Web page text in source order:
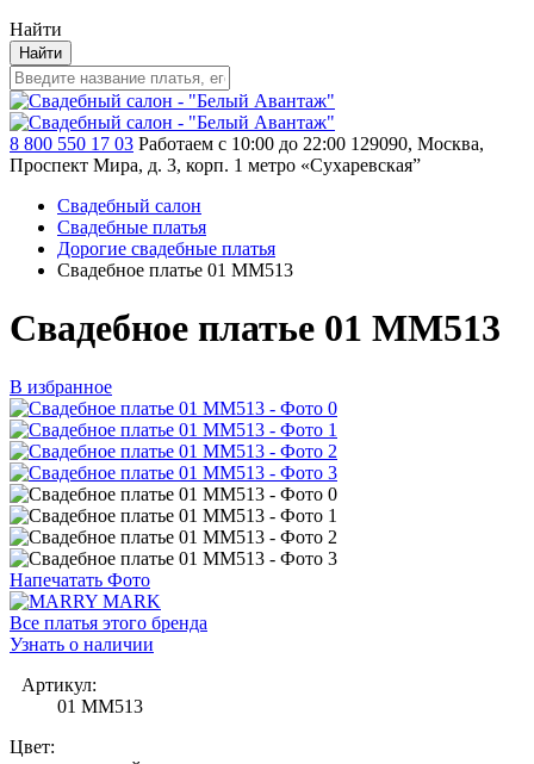
Найти
Найти
8 800 550 17 03 Работаем с 10:00 до 22:00 129090, Москва,
Проспект Мира, д. 3, корп. 1 метро «Сухаревская”
Свадебный салон
Свадебные платья
Дорогие свадебные платья
Свадебное платье 01 MM513
Свадебное платье 01 MM513
В избранное
Напечатать Фото
Все платья этого бренда
Узнать о наличии
Артикул:
01 MM513
Цвет: